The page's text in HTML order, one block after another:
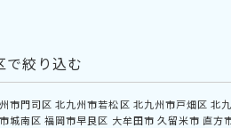
で絞り込む
市門司区 北九州市若松区 北九州市戸畑区 北
城南区 福岡市早良区 大牟田市 久留米市 直方